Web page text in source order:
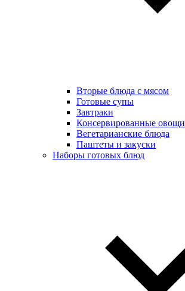
Вторые блюда с мясом
Готовые супы
Завтраки
Консервированные овощи
Вегетарианские блюда
Паштеты и закуски
Наборы готовых блюд